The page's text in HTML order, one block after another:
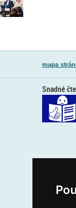
mapa
Snadné